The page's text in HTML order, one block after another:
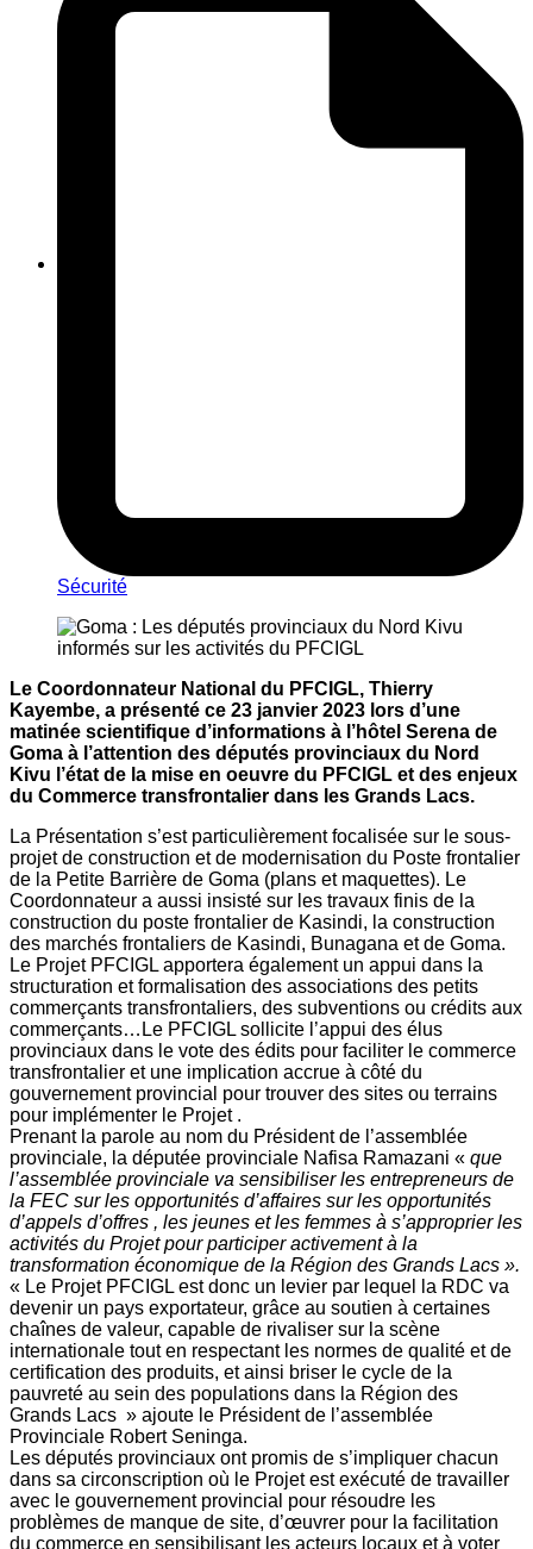
Sécurité
Le Coordonnateur National du PFCIGL, Thierry
Kayembe, a présenté ce 23 janvier 2023 lors d’une
matinée scientifique d’informations à l’hôtel Serena de
Goma à l’attention des députés provinciaux du Nord
Kivu l’état de la mise en oeuvre du PFCIGL et des enjeux
du Commerce transfrontalier dans les Grands Lacs.
La Présentation s’est particulièrement focalisée sur le sous-
projet de construction et de modernisation du Poste frontalier
de la Petite Barrière de Goma (plans et maquettes). Le
Coordonnateur a aussi insisté sur les travaux finis de la
construction du poste frontalier de Kasindi, la construction
des marchés frontaliers de Kasindi, Bunagana et de Goma.
Le Projet PFCIGL apportera également un appui dans la
structuration et formalisation des associations des petits
commerçants transfrontaliers, des subventions ou crédits aux
commerçants…Le PFCIGL sollicite l’appui des élus
provinciaux dans le vote des édits pour faciliter le commerce
transfrontalier et une implication accrue à côté du
gouvernement provincial pour trouver des sites ou terrains
pour implémenter le Projet .
Prenant la parole au nom du Président de l’assemblée
provinciale, la députée provinciale Nafisa Ramazani « que
l’assemblée provinciale va sensibiliser les entrepreneurs de
la FEC sur les opportunités d’affaires sur les opportunités
d’appels d’offres , les jeunes et les femmes à s’approprier les
activités du Projet pour participer activement à la
transformation économique de la Région des Grands Lacs ».
« Le Projet PFCIGL est donc un levier par lequel la RDC va
devenir un pays exportateur, grâce au soutien à certaines
chaînes de valeur, capable de rivaliser sur la scène
internationale tout en respectant les normes de qualité et de
certification des produits, et ainsi briser le cycle de la
pauvreté au sein des populations dans la Région des
Grands Lacs » ajoute le Président de l’assemblée
Provinciale Robert Seninga.
Les députés provinciaux ont promis de s’impliquer chacun
dans sa circonscription où le Projet est exécuté de travailler
avec le gouvernement provincial pour résoudre les
problèmes de manque de site, d’œuvrer pour la facilitation
du commerce en sensibilisant les acteurs locaux et à voter